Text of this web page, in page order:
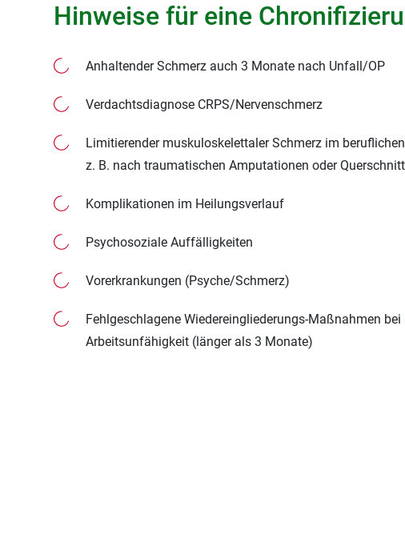
Hinweise für eine
Anhaltender Schmerz auch 3 Monate nach Unfall/OP
Verdachtsdiagnose CRPS/Nervenschmerz
Limitierender muskuloskelettaler Schmerz im
z. B. nach traumatischen Amputationen oder Querschnitt
Komplikationen im Heilungsverlauf
Psychosoziale Auffälligkeiten
Vorerkrankungen (Psyche/Schmerz)
Fehlgeschlagene Wiedereingliederungs-Maßnahmen
Arbeitsunfähigkeit (länger als 3 Monate)